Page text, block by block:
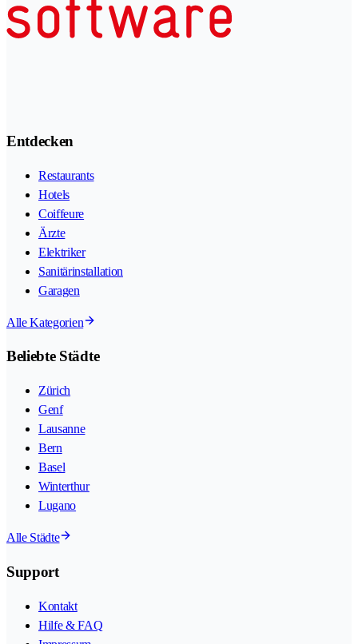
Entdecken
Restaurants
Hotels
Coiffeure
Ärzte
Elektriker
Sanitärinstallation
Garagen
Alle Kategorien
Beliebte Städte
Zürich
Genf
Lausanne
Bern
Basel
Winterthur
Lugano
Alle Städte
Support
Kontakt
Hilfe & FAQ